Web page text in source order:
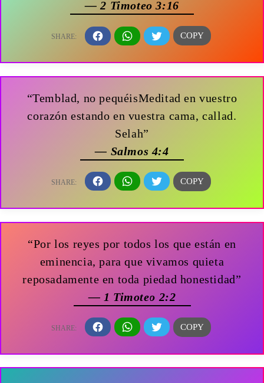
— 2 Timoteo 3:16
“Temblad, no pequéisMeditad en vuestro
corazón estando en vuestra cama, callad.
Selah”
— Salmos 4:4
“Por los reyes por todos los que están en
eminencia, para que vivamos quieta
reposadamente en toda piedad honestidad”
— 1 Timoteo 2:2